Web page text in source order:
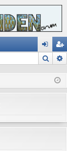
an
el
eg
re
Zoek